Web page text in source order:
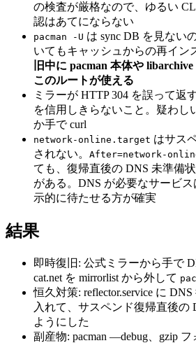
の検査が厳格なので、ゆるい
認はあてにならない
pacman -U は sync DB を見ない
いてもキャッシュからの再イン
旧中に pacman 本体や
このルートが使える
ミラーが HTTP 304 を誤って返
を信用しきらないこと。疑わし
か手で curl
network-online.target はサス
されない。 After=network-
ても、復帰直後の DNS 未準備
がある。DNS が必要なサービス
示的に待たせる方が確実
結果
即時復旧: 公式ミラーから手で
cat.net を mirrorlist から外して
恒久対策: reflector.service に DNS
入れて、サスペンド復帰直後の
ようにした
副産物: pacman —debug、gzip フ